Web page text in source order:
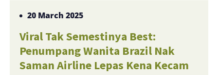
20 March 2025
Viral Tak Semestinya Best:
Penumpang Wanita Brazil Nak
Saman Airline Lepas Kena Kecam